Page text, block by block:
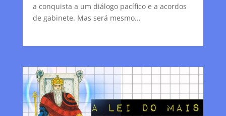
a conquista a um diálogo pacífico e a acordos
de gabinete. Mas será mesmo...